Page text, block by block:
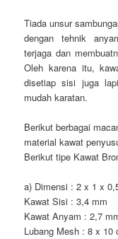
Tiada unsur
dengan tehnik
terjaga dan
Oleh karena itu,
disetiap sisi juga
mudah karatan.
Berikut berbagai
material kawat
Berikut tipe Kawat
a) Dimensi : 2 x 1 x
Kawat Sisi : 3,4 mm
Kawat Anyam : 2,7
Lubang Mesh : 8 x 10